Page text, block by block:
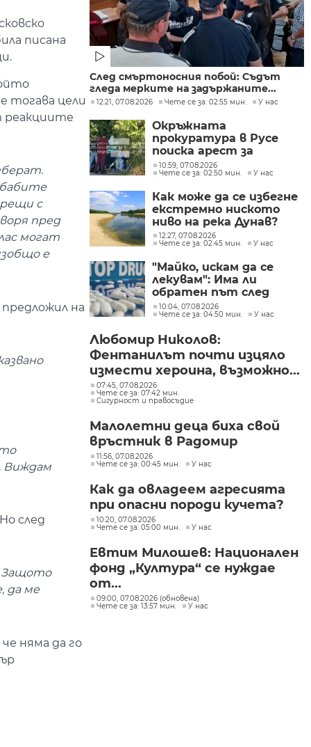
писана
тогава цели
реакциите
с
пред
могат
е
на
Виждам
след
Защото
да ме
няма да го
След смъртоносния побой: Съдът
гледа мерките на задържаните...
12:21, 07.08.2026 Чете се за: 02:55 мин. У нас
Окръжната
прокуратура в Русе
поиска арест за
петима от
участниците в
групите, свързани с
разбитата
лаборатория за
фентанил
10:59, 07.08.2026
Чете се за: 02:50 мин.
У нас
Как може да се избегне
екстремно ниското
ниво на река Дунав?
12:27, 07.08.2026
Чете се за: 02:45 мин.
У нас
"Майко, искам да се
лекувам": Има ли
обратен път след
фентанила
10:04, 07.08.2026
Чете се за: 04:50 мин.
У нас
Любомир Николов:
Фентанилът почти изцяло
измести хероина, възможно...
07:45, 07.08.2026
Чете се за: 07:42 мин.
Сигурност и правосъдие
Малолетни деца биха свой
връстник в Радомир
11:56, 07.08.2026
Чете се за: 00:45 мин.
У нас
Как да овладеем агресията
при опасни породи кучета?
10:20, 07.08.2026
Чете се за: 05:00 мин.
У нас
Евтим Милошев: Национален
фонд „Култура“ се нуждае
от...
09:00, 07.08.2026 (обновена)
Чете се за: 13:57 мин.
У нас